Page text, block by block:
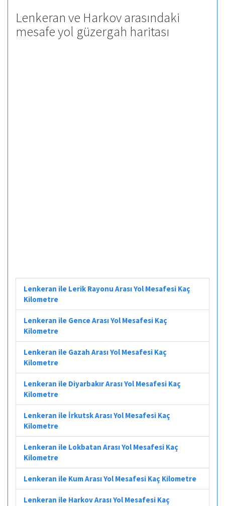
Lenkeran ve Harkov arasındaki
mesafe yol güzergah haritası
Lenkeran ile Lerik Rayonu Arası Yol Mesafesi Kaç
Kilometre
Lenkeran ile Gence Arası Yol Mesafesi Kaç
Kilometre
Lenkeran ile Gazah Arası Yol Mesafesi Kaç
Kilometre
Lenkeran ile Diyarbakır Arası Yol Mesafesi Kaç
Kilometre
Lenkeran ile İrkutsk Arası Yol Mesafesi Kaç
Kilometre
Lenkeran ile Lokbatan Arası Yol Mesafesi Kaç
Kilometre
Lenkeran ile Kum Arası Yol Mesafesi Kaç Kilometre
Lenkeran ile Harkov Arası Yol Mesafesi Kaç